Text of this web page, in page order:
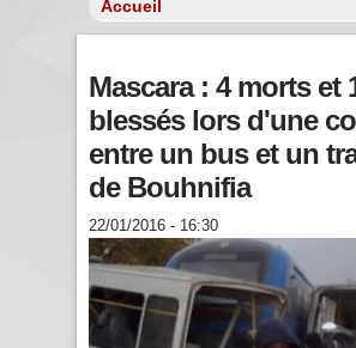
Mascara : 4 morts et
blessés lors d'une
entre un bus et un
de Bouhnifia
22/01/2016 - 16:30